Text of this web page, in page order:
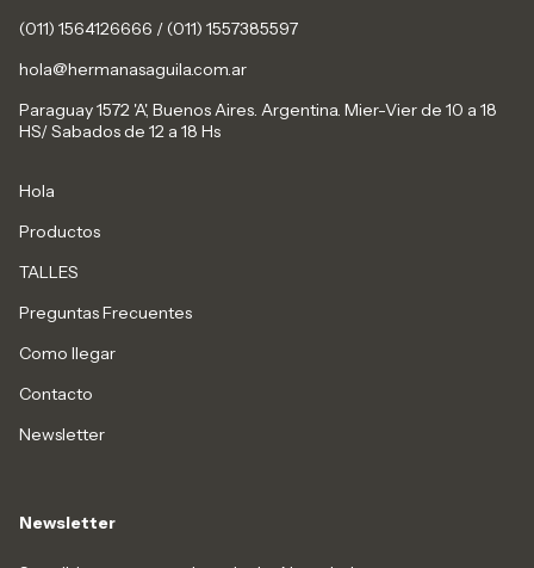
(011) 1564126666 / (011) 1557385597
hola@hermanasaguila.com.ar
Paraguay 1572 'A', Buenos Aires. Argentina. Mier-Vier de 10 a 18
HS/ Sabados de 12 a 18 Hs
Hola
Productos
TALLES
Preguntas Frecuentes
Como llegar
Contacto
Newsletter
Newsletter